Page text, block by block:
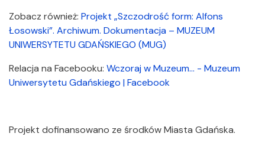
Zobacz również: Projekt „Szczodrość form: Alfons
Łosowski”. Archiwum. Dokumentacja – MUZEUM
UNIWERSYTETU GDAŃSKIEGO (MUG)
Relacja na Facebooku: Wczoraj w Muzeum... - Muzeum
Uniwersytetu Gdańskiego | Facebook
Projekt dofinansowano ze środków Miasta Gdańska.